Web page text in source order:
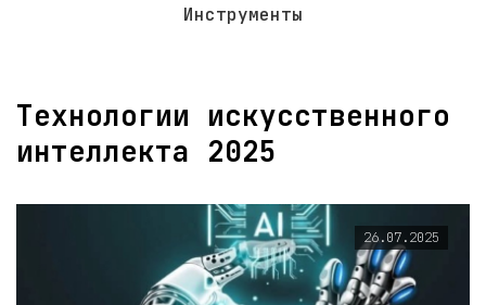
Инструменты
Технологии искусственного
интеллекта 2025
26.07.2025